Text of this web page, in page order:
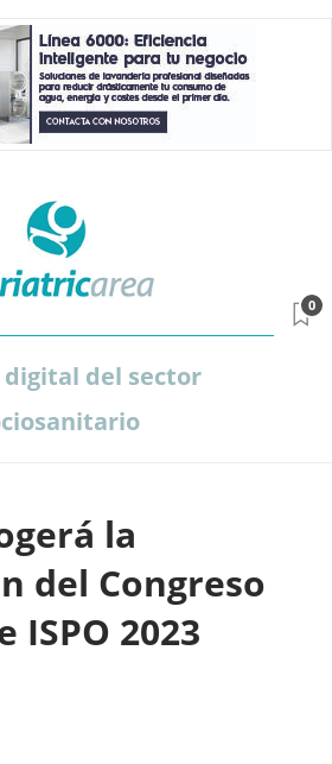
digital del sector
0
la
del Congreso
ISPO 2023